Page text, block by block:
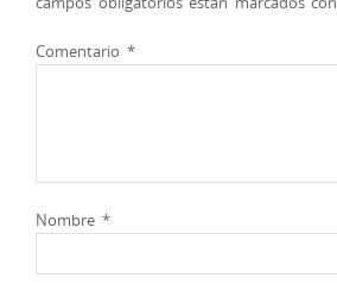
Comentario *
Nombre *